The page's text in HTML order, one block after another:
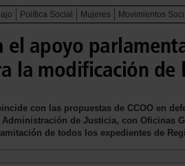
Política Social Mujeres Movimientos
el apoyo
la modificación de
con las propuestas de CCOO en
de Justicia, con Oficinas
de todos los expedientes de